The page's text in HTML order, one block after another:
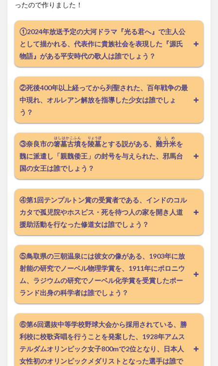
ったので作りました！
①2024年放送予定の大河ドラマ『光る君へ』で主人公
として描かれる、代表作に貴族社会を表現した『源氏
物語』がある平安時代の歌人は誰でしょう？
②死後400年以上経ってから列聖された、百年戦争の最
中現れ、オルレアン解放を指導した少女は誰でしょ
う？
③奈良市の箸墓古墳
はしはかこふん
を陵墓
りょうぼ
とする説がある、 難升米
なしめ
を
魏に派遣し「親魏倭王」の封号を与えられた、邪馬台
国の女王は誰でしょう？
④第1回テンプルトン賞の受賞者である、インドのコル
カタで孤児院やホスピス・死を待つ人の家を開き人道
援助活動を行なった修道女は誰でしょう？
⑤鳥取県の三朝温泉には彼女の像がある、1903年に放
射能の研究でノーベル物理学賞を、1911年にポロニウ
ム、ラジウムの研究でノーベル化学賞を受賞したポー
ランド出身の科学者は誰でしょう？
⑥第6回選抜中等学校野球大会から採用されている、勝
利校に校歌斉唱を行うことを発案した、1928年アムス
テルダムオリンピック女子800mで2位となり、日本人
女性初のオリンピックメダリストとなった選手は誰で